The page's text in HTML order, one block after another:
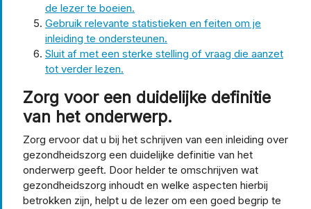
de lezer te boeien.
Gebruik relevante statistieken en feiten om je
inleiding te ondersteunen.
Sluit af met een sterke stelling of vraag die aanzet
tot verder lezen.
Zorg voor een duidelijke definitie
van het onderwerp.
Zorg ervoor dat u bij het schrijven van een inleiding over
gezondheidszorg een duidelijke definitie van het
onderwerp geeft. Door helder te omschrijven wat
gezondheidszorg inhoudt en welke aspecten hierbij
betrokken zijn, helpt u de lezer om een goed begrip te